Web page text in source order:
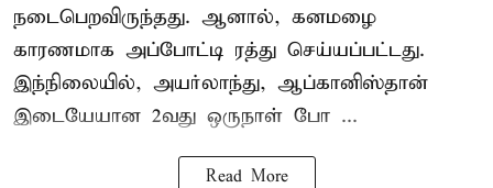
நடைபெறவிருந்தது. ஆனால், கனமழை
காரணமாக அப்போட்டி ரத்து செய்யப்பட்டது.
இந்நிலையில், அயர்லாந்து, ஆப்கானிஸ்தான்
இடையேயான 2வது ஒருநாள் போ ...
Read More